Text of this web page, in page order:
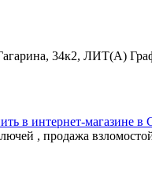
34к2, ЛИТ(А)
, продажа